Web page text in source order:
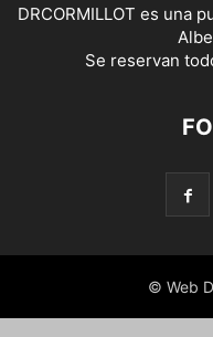
DRCORMILLOT es una
Se reservan
© Web